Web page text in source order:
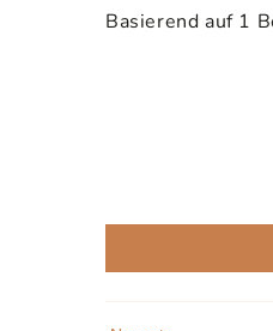
Basierend auf 1